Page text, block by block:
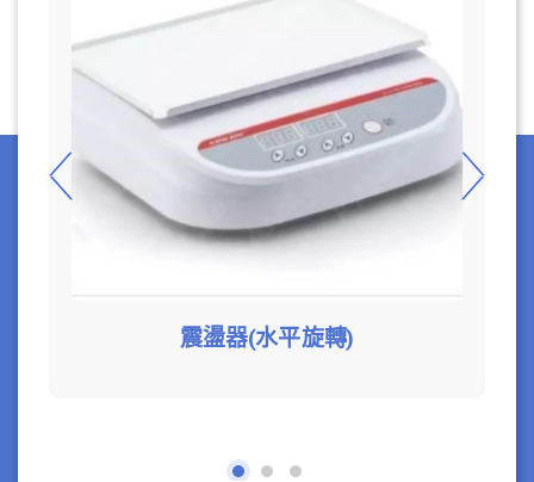
震盪器(水平旋轉)